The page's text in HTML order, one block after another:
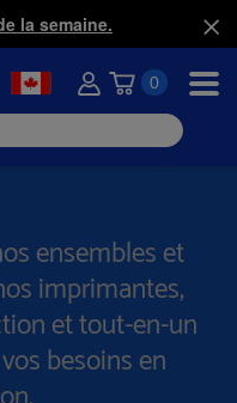
la semaine.
0
ensembles et
imprimantes,
et tout-en-un
besoins en